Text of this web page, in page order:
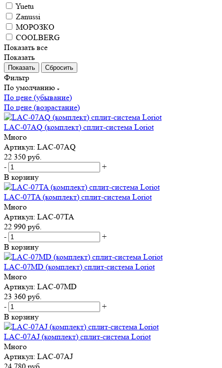
Yuetu
Zanussi
МОРОЗКО
СOOLBERG
Показать все
Показать
Сбросить
Фильтр
По умолчанию
По цене (убывание)
По цене (возрастание)
LAC-07AQ (комплект) сплит-система Loriot
Много
Артикул: LAC-07AQ
22 350 руб.
-
+
В корзину
LAC-07TA (комплект) сплит-система Loriot
Много
Артикул: LAC-07TA
22 990 руб.
-
+
В корзину
LAC-07MD (комплект) сплит-система Loriot
Много
Артикул: LAC-07MD
23 360 руб.
-
+
В корзину
LAC-07AJ (комплект) сплит-система Loriot
Много
Артикул: LAC-07AJ